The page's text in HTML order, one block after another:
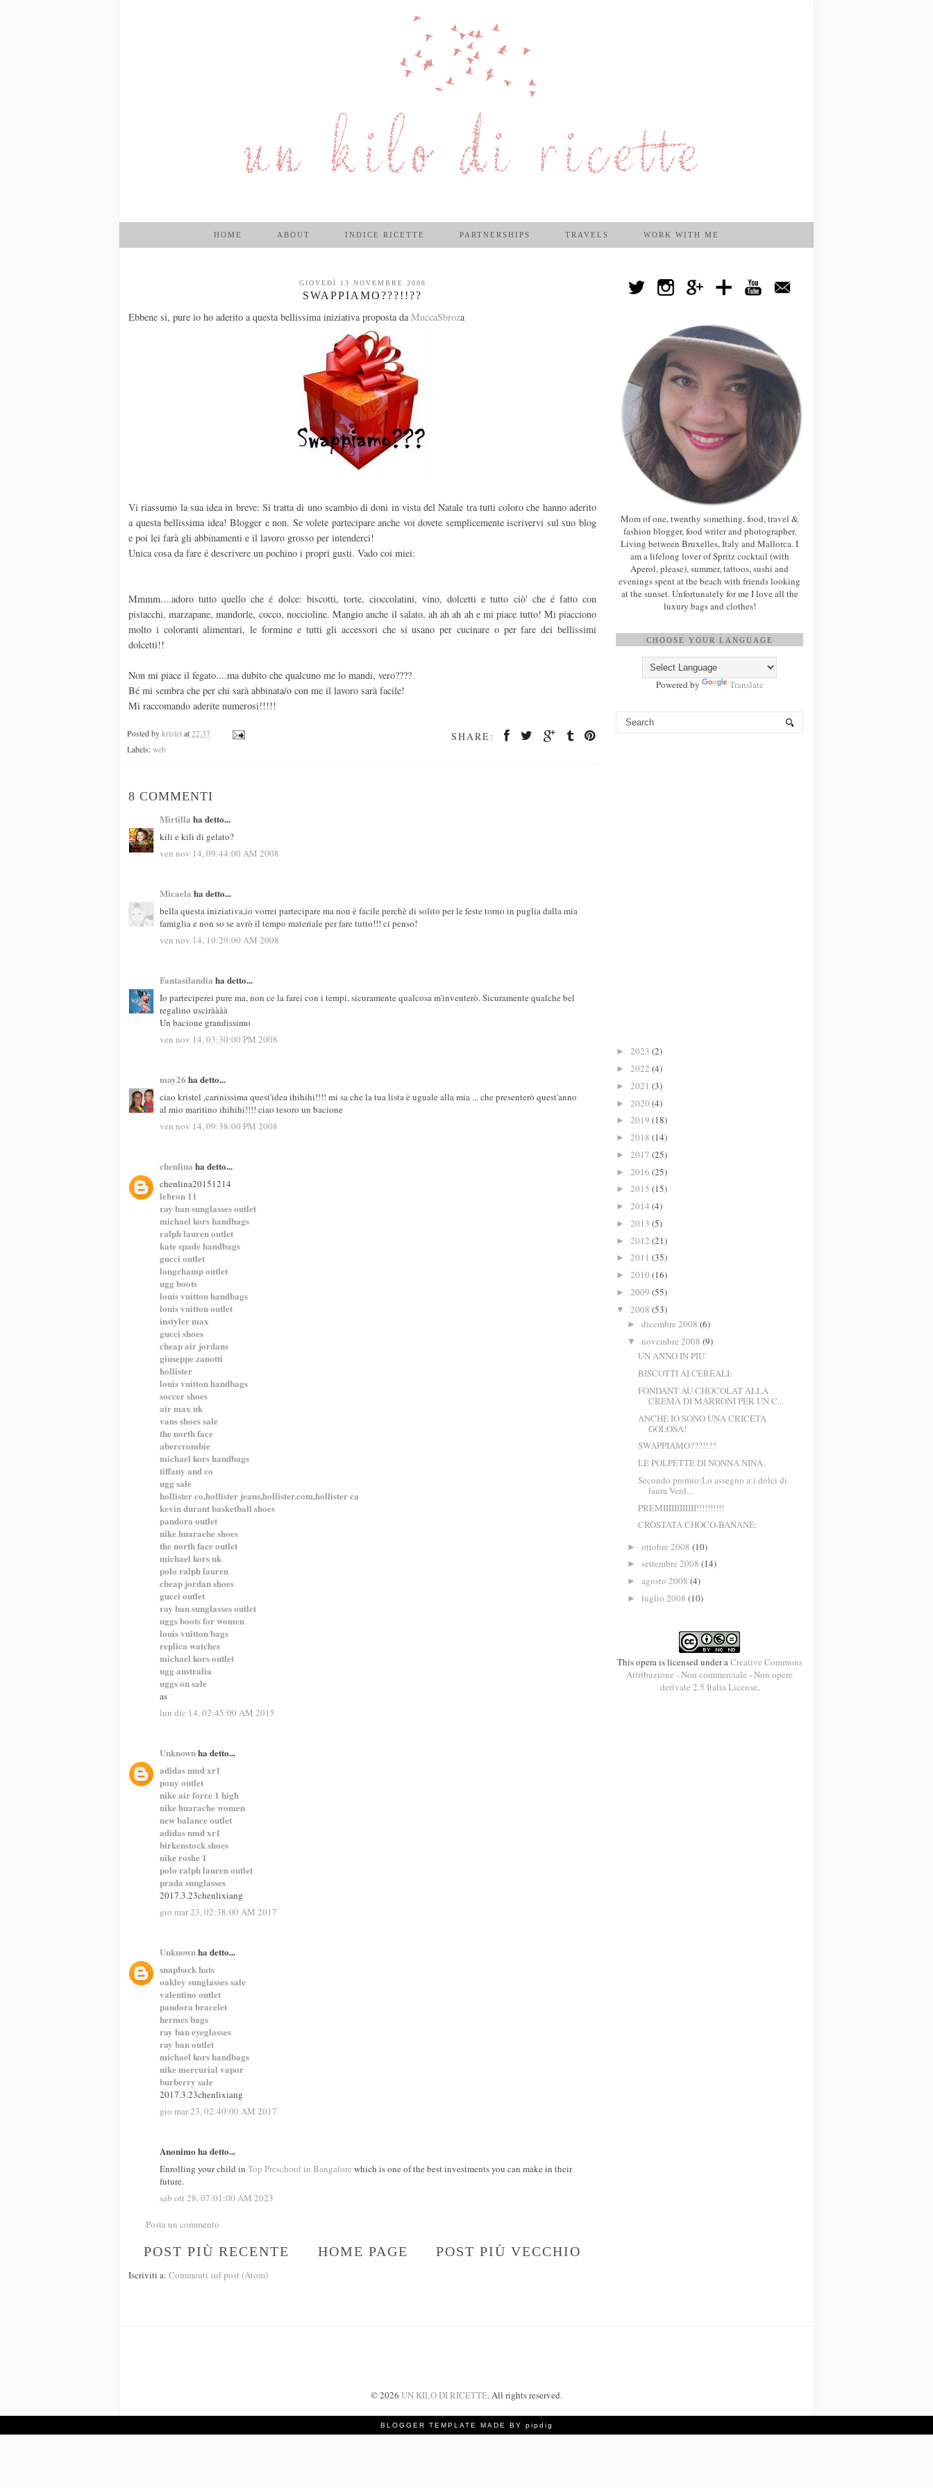
HOME ABOUT INDICE RICETTE PARTNERSHIPS TRAVELS WORK WITH ME
GIOVEDÌ 13 NOVEMBRE 2008
SWAPPIAMO???!!??
Ebbene si, pure io ho aderito a questa bellissima iniziativa proposta daMuccaSbroza
Vi riassumo la sua idea in breve: Si tratta di uno scambio di doni in vista del Natale tra tutti coloro che hanno aderito
a questa bellissima idea! Blogger e non. Se volete partecipare anche voi dovete semplicemente iscrivervi sul suo blog
e poi lei farà gli abbinamenti e il lavoro grosso per intenderci!
Unica cosa da fare é descrivere un pochino i propri gusti. Vado coi miei:
Mmmm....adoro tutto quello che é dolce: biscotti, torte, cioccolatini, vino, dolcetti e tutto ciò' che é fatto con
pistacchi, marzapane, mandorle, cocco, noccioline. Mangio anche il salato, ah ah ah ah e mi piace tutto! Mi piacciono
molto i coloranti alimentari, le formine e tutti gli accessori che si usano per cucinare o per fare dei bellissimi
dolcetti!!
Non mi piace il fegato....ma dubito che qualcuno me lo mandi, vero????
Bé mi sembra che per chi sarà abbinata/o con me il lavoro sarà facile!
Mi raccomando aderite numerosi!!!!!
SHARE:
Posted by kristel at 22:37
Labels: web
8 COMMENTI
Mirtilla ha detto...
kili e kili di gelato?
ven nov 14, 09:44:00 AM 2008
Micaela ha detto...
bella questa iniziativa,io vorrei partecipare ma non è facile perchè di solito per le feste torno in puglia dalla mia
famiglia e non so se avrò il tempo materiale per fare tutto!!! ci penso!
ven nov 14, 10:29:00 AM 2008
Fantasilandia ha detto...
Io parteciperei pure ma, non ce la farei con i tempi, sicuramente qualcosa m'inventerò. Sicuramente qualche bel
regalino usciràààà
Un bacione grandissimo
ven nov 14, 03:30:00 PM 2008
may26 ha detto...
ciao kristel ,carinissima quest'idea ihihihi!!!! mi sa che la tua lista è uguale alla mia ... che presenterò quest'anno
al mio maritino ihihihi!!!! ciao tesoro un bacione
ven nov 14, 09:38:00 PM 2008
chenlina ha detto...
chenlina20151214
lebron 11
ray ban sunglasses outlet
michael kors handbags
ralph lauren outlet
kate spade handbags
gucci outlet
longchamp outlet
ugg boots
louis vuitton handbags
louis vuitton outlet
instyler max
gucci shoes
cheap air jordans
giuseppe zanotti
hollister
louis vuitton handbags
soccer shoes
air max uk
vans shoes sale
the north face
abercrombie
michael kors handbags
tiffany and co
ugg sale
hollister co,hollister jeans,hollister.com,hollister ca
kevin durant basketball shoes
pandora outlet
nike huarache shoes
the north face outlet
michael kors uk
polo ralph lauren
cheap jordan shoes
gucci outlet
ray ban sunglasses outlet
uggs boots for women
louis vuitton bags
replica watches
michael kors outlet
ugg australia
uggs on sale
as
lun dic 14, 02:45:00 AM 2015
Unknownha detto...
adidas nmd xr1
pony outlet
nike air force 1 high
nike huarache women
new balance outlet
adidas nmd xr1
birkenstock shoes
nike roshe 1
polo ralph lauren outlet
prada sunglasses
2017.3.23chenlixiang
gio mar 23, 02:38:00 AM 2017
Unknownha detto...
snapback hats
oakley sunglasses sale
valentino outlet
pandora bracelet
hermes bags
ray ban eyeglasses
ray ban outlet
michael kors handbags
nike mercurial vapor
burberry sale
2017.3.23chenlixiang
gio mar 23, 02:40:00 AM 2017
Anonimo ha detto...
Enrolling your child in Top Preschool in Bangalore which is one of the best investments you can make in their
future.
sab ott 28, 07:01:00 AM 2023
Posta un commento
POST PIÙ RECENTE POST PIÙ VECCHIO
HOME PAGE
Iscriviti a: Commenti sul post (Atom)
Mom of one, twenthy something, food, travel &
fashion blogger, food writer and photographer.
Living between Bruxelles, Italy and Mallorca. I
am a lifelong lover of Spritz cocktail (with
Aperol, please), summer, tattoos, sushi and
evenings spent at the beach with friends looking
at the sunset. Unfortunately for me I love all the
luxury bags and clothes!
CHOOSE YOUR LANGUAGE
Powered by Translate
► 2023 (2)
► 2022 (4)
► 2021 (3)
► 2020 (4)
► 2019 (18)
► 2018 (14)
► 2017 (25)
► 2016 (25)
► 2015 (15)
► 2014 (4)
► 2013 (5)
► 2012 (21)
► 2011 (35)
► 2010 (16)
► 2009 (55)
▼ 2008 (53)
► dicembre 2008 (6)
▼ novembre 2008 (9)
UN ANNO IN PIU'
BISCOTTI AI CEREALI:
FONDANT AU CHOCOLAT ALLA
CREMA DI MARRONI PER UN C...
ANCHE IO SONO UNA CRICETA
GOLOSA!
SWAPPIAMO???!!??
LE POLPETTE DI NONNA NINA:
Secondo premio:Lo assegno a:i dolci di
laura Verd...
PREMIIIIIIIIIIII!!!!!!!!!!
CROSTATA CHOCO-BANANE:
► ottobre 2008 (10)
► settembre 2008 (14)
► agosto 2008 (4)
► luglio 2008 (10)
This opera is licensed under a Creative Commons
Attribuzione - Non commerciale - Non opere
derivate 2.5 Italia License.
©2026 UN KILO DI RICETTE. All rights reserved.
BLOGGER TEMPLATE MADE BY pipdig